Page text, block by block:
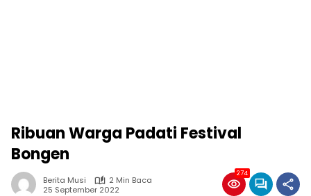
Ribuan Warga Padati Festival
Bongen
Berita Musi
2 Min Baca
25 September 2022
274